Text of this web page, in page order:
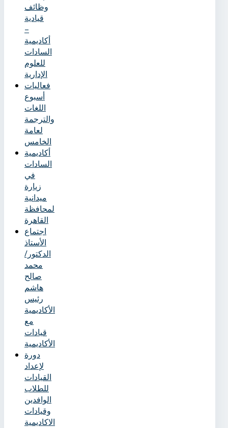
وظائف
قيادية
–
أكاديمية
السادات
للعلوم
الإدارية
فعاليات
أسبوع
اللغات
والترجمة
لعامة
الخامس
أكاديمية
السادات
في
زيارة
ميدانية
لمحافظة
القاهرة
اجتماع
الأستاذ
الدكتور/
محمد
صالح
هاشم
رئيس
الأكاديمية
مع
قيادات
الأكاديمية
دورة
لإعداد
القيادات
للطلاب
الوافدين
وقيادات
الاكاديمية